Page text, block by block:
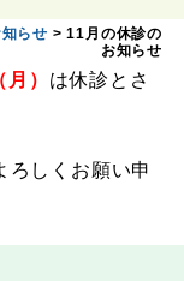
知らせ >11月の休診の
お知らせ
） は休診とさ
ろしくお願い申